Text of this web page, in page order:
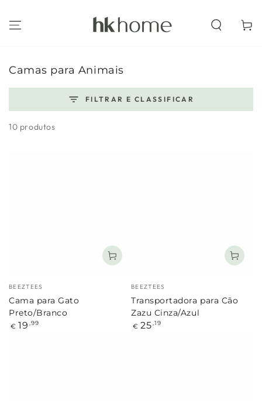
Coleção:
Camas para Animais
FILTRAR E CLASSIFICAR
10 produtos
Marca:
BEEZTEES
Cama para Gato
Preto/Branco
Preço
€ 19 ,99
Marca:
BEEZTEES
Transportadora para Cão
Zazu Cinza/Azul
Preço
€ 25 ,19